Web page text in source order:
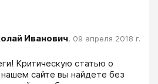
Иванович, 09 апреля 2018 г.
Критическую статью о
сайте вы найдете без